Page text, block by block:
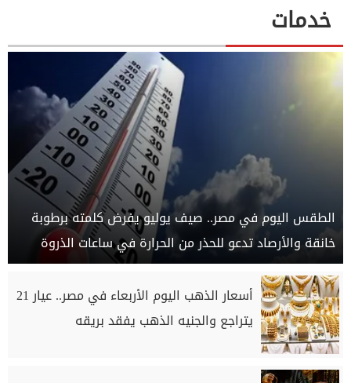
خدمات
الطقس اليوم في مصر.. صيف يوليو يفرض كلمته برطوبة
خانقة والأرصاد تدعو للحذر من الحرارة في ساعات الذروة
أسعار الذهب اليوم الأربعاء في مصر.. عيار 21
يتراجع والجنيه الذهب يفقد بريقه